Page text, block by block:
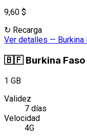
9,60 $
↻ Recarga
Ver detalles — Burkina
🇧🇫 Burkina Faso
1 GB
Validez
7 días
Velocidad
4G